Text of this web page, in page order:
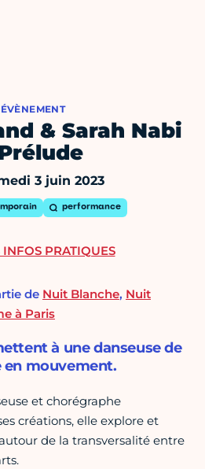
ÉVÈNEMENT
& Sarah Nabi
3 juin 2023
performance
de Nuit Blanche, Nuit
à Paris
à une danseuse de
en mouvement.
et chorégraphe
créations, elle explore et
de la transversalité entre
PRATIQUES